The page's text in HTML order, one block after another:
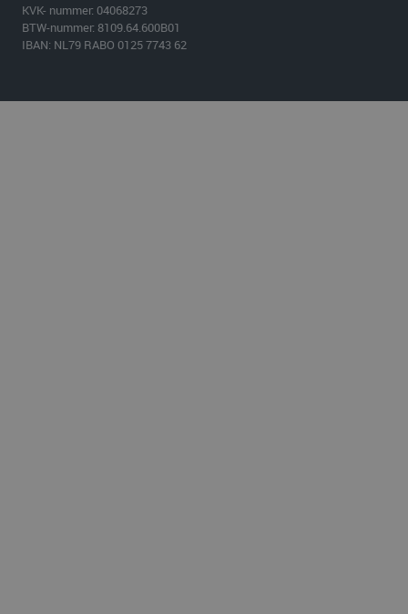
KVK- nummer: 04068273
BTW-nummer: 8109.64.600B01
IBAN: NL79 RABO 0125 7743 62